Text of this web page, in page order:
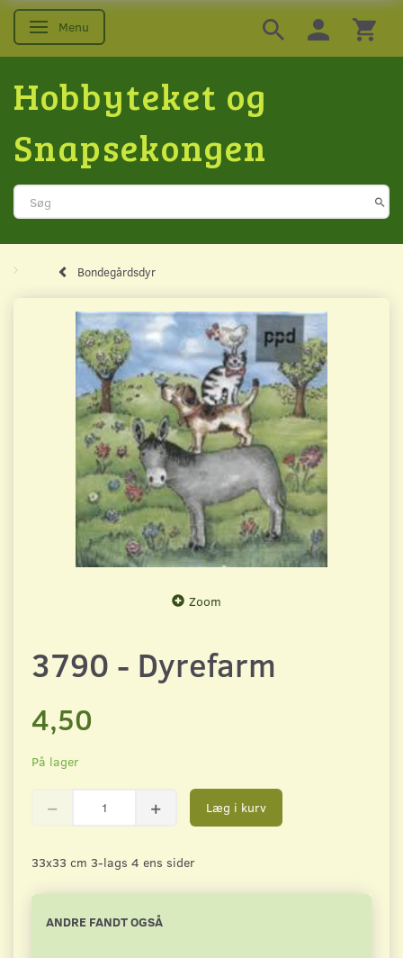
Skifte navigation
Menu
Hobbyteket og
Snapsekongen
Bondegårdsdyr
Zoom
3790 - Dyrefarm
4,50
På lager
Læg i kurv
33x33 cm 3-lags 4 ens sider
ANDRE FANDT OGSÅ